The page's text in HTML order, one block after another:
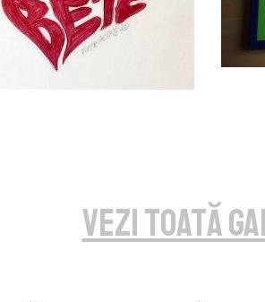
vezi toată